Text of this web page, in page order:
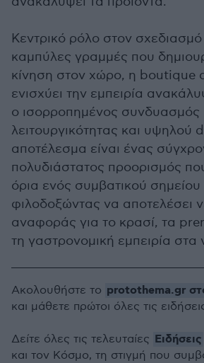
Κεντρικό ρόλο στον σχεδιασμό
καμπύλες γραμμές που
κίνηση στον χώρο, η boutique
ενισχύει την εμπειρία
ο ισορροπημένος συνδυασμός
λειτουργικότητας και υψηλού
αποτέλεσμα είναι ένας
πολυδιάστατος προορισμός
όρια ενός συμβατικού
φιλοδοξώντας να αποτελέσει
αναφοράς για το κρασί, τα
τη γαστρονομική εμπειρία στα
Ακολουθήστε το protothema.gr
και μάθετε πρώτοι όλες τις
Δείτε όλες τις τελευταίες Ειδήσεις
και τον Κόσμο, τη στιγμή που